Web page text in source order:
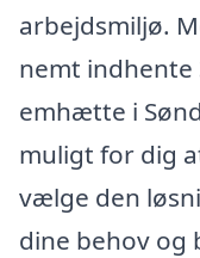
arbejdsmiljø.
nemt
emhætte i
muligt for dig
vælge den
dine behov og